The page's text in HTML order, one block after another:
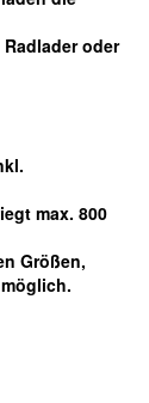
oder
max. 800
Größen,